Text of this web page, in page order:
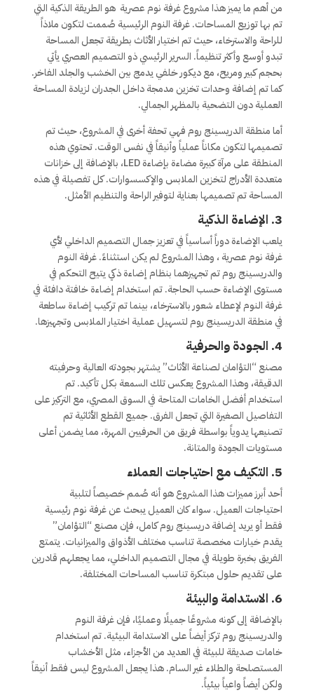
من أهم ما يميز هذا مشروع غرفة نوم عصرية هو الطريقة الذكية التي
تم بها توزيع المساحات. غرفة النوم الرئيسية صُممت لتكون ملاذاً
للراحة والاسترخاء، حيث تم اختيار الأثاث بطريقة تجعل المساحة
تبدو أوسع وأكثر تنظيماً. السرير الرئيسي ذو التصميم العصري يأتي
بحجم كبير ومريح، مع ديكور خلفي يدمج بين الخشب والجلد الفاخر.
كما تم إضافة وحدات تخزين مدمجة داخل الجدران لزيادة المساحة
العملية دون التضحية بالمظهر الجمالي.
أما منطقة الدريسينج روم فهي تحفة أخرى في المشروع، حيث تم
تصميمها لتكون مكاناً عملياً وأنيقاً في نفس الوقت. تحتوي هذه
المنطقة على مرآة كبيرة مضاءة بإضاءة LED، بالإضافة إلى خزانات
متعددة الأدراج لتخزين الملابس والإكسسوارات. كل تفصيلة في هذه
المساحة تم تصميمها بعناية لتوفير الراحة والتنظيم الأمثل.
3. الإضاءة الذكية
يلعب الإضاءة دوراً أساسياً في تعزيز جمال التصميم الداخلي لأي
غرفة نوم عصرية ، وهذا المشروع لم يكن استثناءً. غرفة النوم
والدريسينج روم تم تجهيزهما بنظام إضاءة ذكي يتيح التحكم في
مستوى الإضاءة حسب الحاجة. تم استخدام إضاءة خافتة دافئة في
غرفة النوم لإعطاء شعور بالاسترخاء، بينما تم تركيب إضاءة ساطعة
في منطقة الدريسينج روم لتسهيل عملية اختيار الملابس وتجهيزها.
4. الجودة والحرفية
مصنع “التؤامان لصناعة الأثاث” يشتهر بجودته العالية وحرفيته
الدقيقة، وهذا المشروع يعكس تلك السمعة بكل تأكيد. تم
استخدام أفضل الخامات المتاحة في السوق المصري، مع التركيز على
التفاصيل الصغيرة التي تجعل الفرق. جميع القطع الأثاثية تم
تصنيعها يدوياً بواسطة فريق من الحرفيين المهرة، مما يضمن أعلى
مستويات الجودة والمتانة.
5. التكيف مع احتياجات العملاء
أحد أبرز مميزات هذا المشروع هو أنه صُمم خصيصاً لتلبية
احتياجات العميل. سواء كان العميل يبحث عن غرفة نوم رئيسية
فقط أو يريد إضافة دريسينج روم كامل، فإن مصنع “التؤامان”
يقدم خيارات مخصصة تناسب مختلف الأذواق والميزانيات. يتمتع
الفريق بخبرة طويلة في مجال التصميم الداخلي، مما يجعلهم قادرين
على تقديم حلول مبتكرة تناسب المساحات المختلفة.
6. الاستدامة والبيئة
بالإضافة إلى كونه مشروعًا جميلًا وعمليًا، فإن غرفة النوم
والدريسينج روم تركز أيضاً على الاستدامة البيئية. تم استخدام
خامات صديقة للبيئة في العديد من الأجزاء، مثل الأخشاب
المستصلحة والطلاء غير السام. هذا يجعل المشروع ليس فقط أنيقاً
ولكن أيضاً واعياً بيئياً.